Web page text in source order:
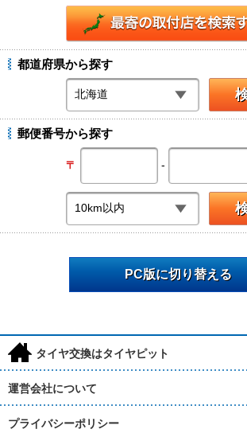
都道府県から探す
郵便番号から探す
〒 -
PC版に切り替える
h タイヤ交換はタイヤピット
運営会社について
プライバシーポリシー